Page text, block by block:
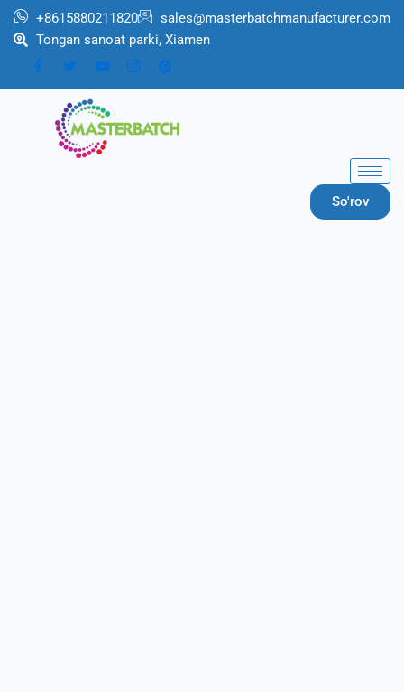
+8615880211820
sales@masterbatchmanufacturer.com
Tongan sanoat parki, Xiamen
So'rov